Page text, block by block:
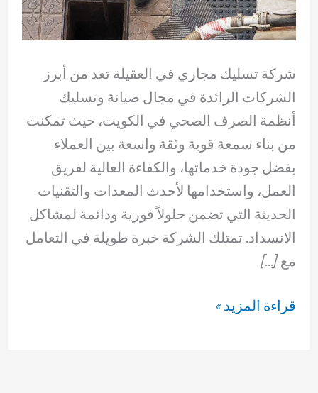
شركة تسليك مجاري في العقيلة تعد من أبرز
الشركات الرائدة في مجال صيانة وتسليك
أنظمة الصرف الصحي في الكويت، حيث تمكنت
من بناء سمعة قوية وثقة واسعة بين العملاء
بفضل جودة خدماتها، والكفاءة العالية لفريق
العمل، واستخدامها لأحدث المعدات والتقنيات
الحديثة التي تضمن حلولاً فورية ودائمة لمشاكل
الانسداد. تمتلك الشركة خبرة طويلة في التعامل
مع […]
شركة
قراءة المزيد »